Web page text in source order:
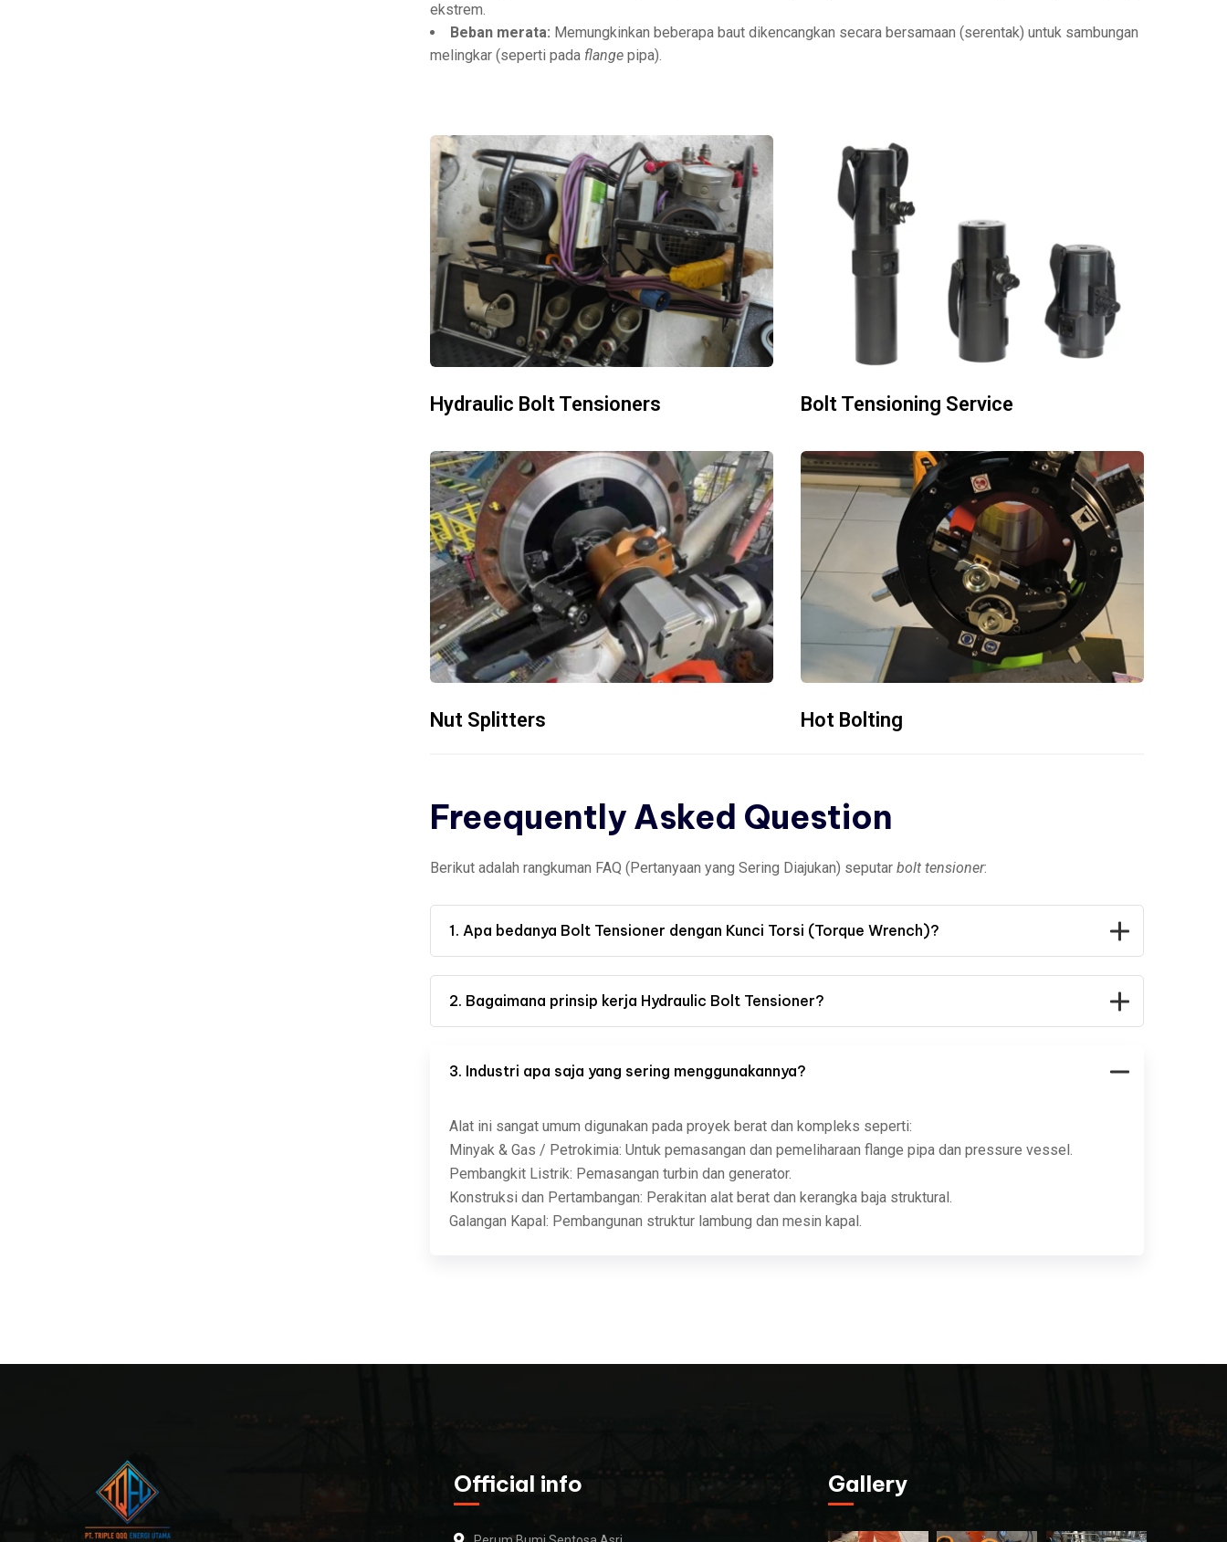
ekstrem.
Beban merata: Memungkinkan beberapa baut dikencangkan secara bersamaan (serentak) untuk sambungan
melingkar (seperti pada flange pipa).
Hydraulic Bolt Tensioners Bolt Tensioning Service
Nut Splitters Hot Bolting
Freequently Asked Question
Berikut adalah rangkuman FAQ (Pertanyaan yang Sering Diajukan) seputar bolt tensioner:
1. Apa bedanya Bolt Tensioner dengan Kunci Torsi (Torque Wrench)?
2. Bagaimana prinsip kerja Hydraulic Bolt Tensioner?
3. Industri apa saja yang sering menggunakannya?
Alat ini sangat umum digunakan pada proyek berat dan kompleks seperti:
Minyak & Gas / Petrokimia: Untuk pemasangan dan pemeliharaan flange pipa dan pressure vessel.
Pembangkit Listrik: Pemasangan turbin dan generator.
Konstruksi dan Pertambangan: Perakitan alat berat dan kerangka baja struktural.
Galangan Kapal: Pembangunan struktur lambung dan mesin kapal.
Official info Gallery